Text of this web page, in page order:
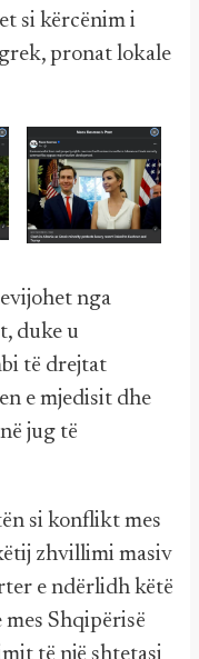
si kërcënim i
pronat lokale
nga
duke u
të drejtat
e mjedisit dhe
jug të
si konflikt mes
zhvillimi masiv
e ndërlidh këtë
Shqipërisë
të një shtetasi